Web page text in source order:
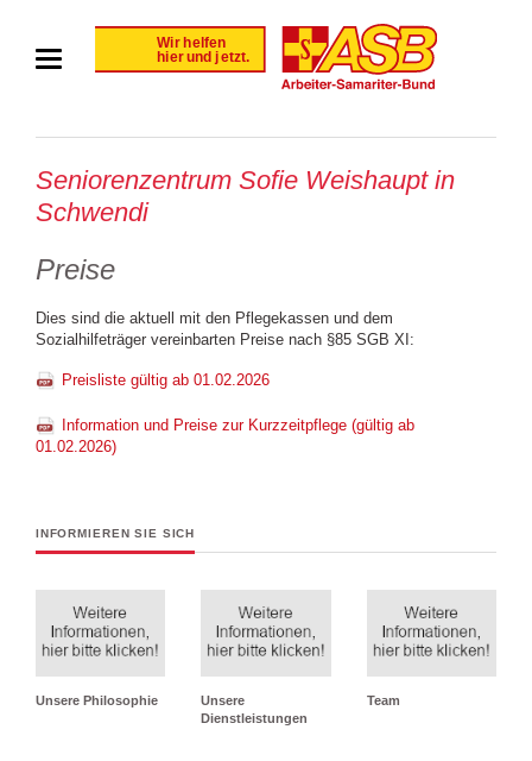
Seniorenzentrum Sofie Weishaupt in
Schwendi
Preise
Dies sind die aktuell mit den Pflegekassen und dem
Sozialhilfeträger vereinbarten Preise nach §85 SGB XI:
Preisliste gültig ab 01.02.2026
Information und Preise zur Kurzzeitpflege (gültig ab
01.02.2026)
INFORMIEREN SIE SICH
Unsere Philosophie
Unsere
Dienstleistungen
Team